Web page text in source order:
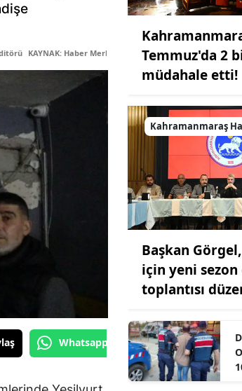
KAYNAK: Haber Merkezi
Whatsapp'tan Gönder
Temmuz'da 2
müdahale etti!
Kahramanmaraş
Başkan
için yeni
toplantısı